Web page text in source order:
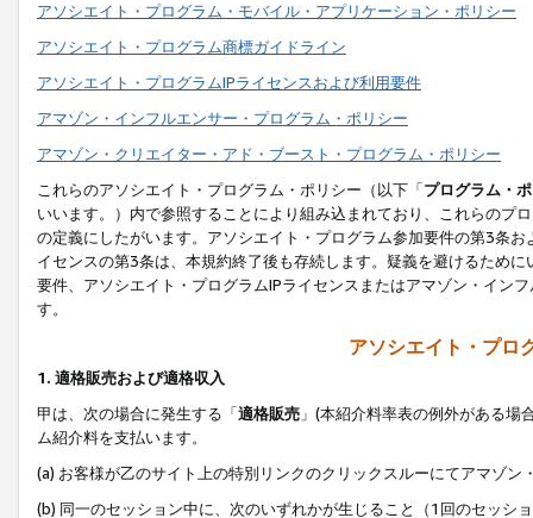
アソシエイト・プログラム・モバイル・アプリケーション・ポリシー
アソシエイト・プログラム商標ガイドライン
アソシエイト・プログラムIPライセンスおよび利用要件
アマゾン・インフルエンサー・プログラム・ポリシー
アマゾン・クリエイター・アド・ブースト・プログラム・ポリシー
これらのアソシエイト・プログラム・ポリシー（以下「プログラム・
いいます。）内で参照することにより組み込まれており、これらのプ
の定義にしたがいます。アソシエイト・プログラム参加要件の第3条
イセンスの第3条は、本規約終了後も存続します。疑義を避けるため
要件、アソシエイト・プログラムIPライセンスまたはアマゾン・イン
す。
アソシエイト・プロ
1. 適格販売および適格収入
甲は、次の場合に発生する「適格販売 」(本紹介料率表の例外がある
ム紹介料を支払います。
(a) お客様が乙のサイト上の特別リンクのクリックスルーにてアマゾン
(b) 同一のセッション中に、次のいずれかが生じること（1回のセッシ